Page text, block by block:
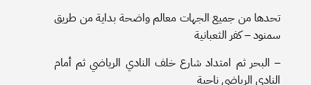
تحدها من جميع الجهات معالم واضحة بداية من طريق
سمنود – كفر الثعبانية
– البحر ثم امتداد شارع خلف النادي الرياضي ثم أمام
النادي الرياضي ناحية